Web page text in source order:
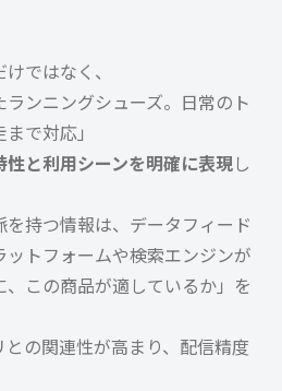
ではなく、
ランニングシューズ。日常のト
で対応」
性と利用シーンを明確に表現し
持つ情報は、データフィード
トフォームや検索エンジンが
、この商品が適しているか」を
の関連性が高まり、配信精度